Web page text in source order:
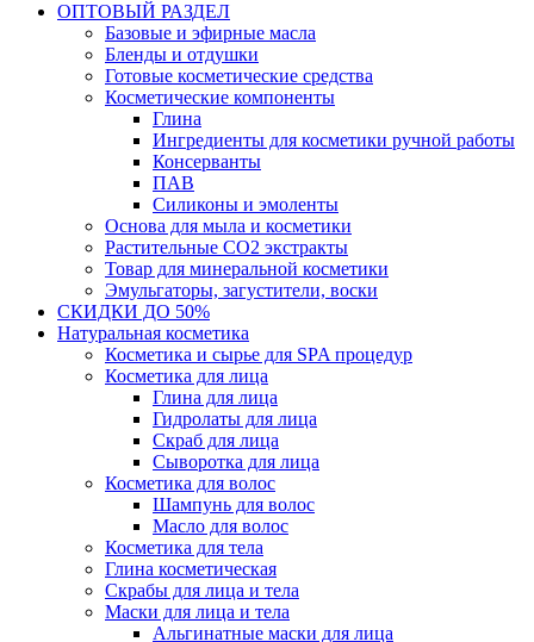
ОПТОВЫЙ РАЗДЕЛ
Базовые и эфирные масла
Бленды и отдушки
Готовые косметические средства
Косметические компоненты
Глина
Ингредиенты для косметики ручной работы
Консерванты
ПАВ
Силиконы и эмоленты
Основа для мыла и косметики
Растительные СО2 экстракты
Товар для минеральной косметики
Эмульгаторы, загустители, воски
СКИДКИ ДО 50%
Натуральная косметика
Косметика и сырье для SPA процедур
Косметика для лица
Глина для лица
Гидролаты для лица
Скраб для лица
Сыворотка для лица
Косметика для волос
Шампунь для волос
Масло для волос
Косметика для тела
Глина косметическая
Скрабы для лица и тела
Маски для лица и тела
Альгинатные маски для лица